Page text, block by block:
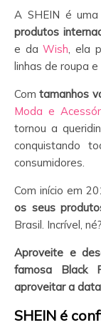
A SHEIN é uma
produtos
e daWish , ela
linhas de roupa e
Comtamanhos
Moda e
tornou a
conquistando
consumidores.
Com início em
os seus
Brasil. Incrível, né?
Aproveite e
famosa Black
aproveitar a
SHEIN é